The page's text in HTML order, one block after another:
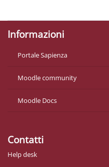
Informazioni
Portale Sapienza
Moodle community
Moodle Docs
Contatti
Help desk